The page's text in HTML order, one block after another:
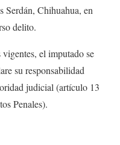
Serdán, Chihuahua, en
delito.
el imputado se
su responsabilidad
judicial (artículo 13
Penales).